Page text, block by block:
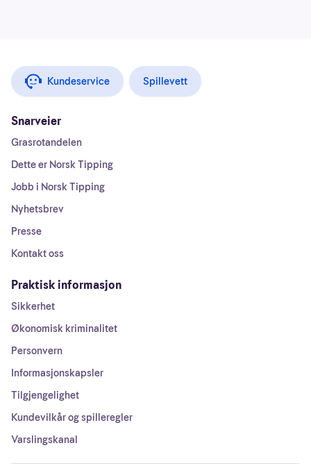
Kundeservice Spillevett
Snarveier
Grasrotandelen
Dette er Norsk Tipping
Jobb i Norsk Tipping
Nyhetsbrev
Presse
Kontakt oss
Praktisk informasjon
Sikkerhet
Økonomisk kriminalitet
Personvern
Informasjonskapsler
Tilgjengelighet
Kundevilkår og spilleregler
Varslingskanal